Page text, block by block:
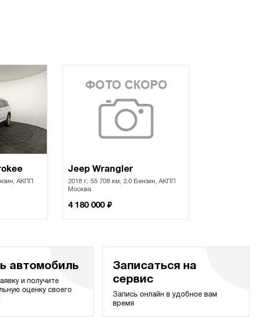
АКПП
Jeep Wrangler
2018 г., 55 708 км, 2.0 Бензин, АКПП
Москва
4 180 000 ₽
автомобиль
и получите
оценку своего
Записаться на
сервис
Запись онлайн в удобное вам
время